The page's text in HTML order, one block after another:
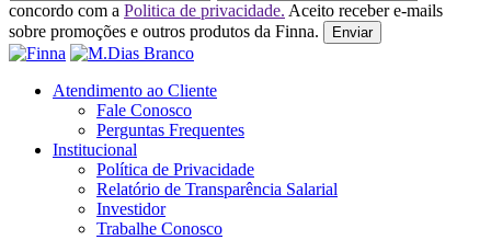
concordo com a Politica de privacidade. Aceito receber e-mails
sobre promoções e outros produtos da Finna.
Enviar
Atendimento ao Cliente
Fale Conosco
Perguntas Frequentes
Institucional
Política de Privacidade
Relatório de Transparência Salarial
Investidor
Trabalhe Conosco